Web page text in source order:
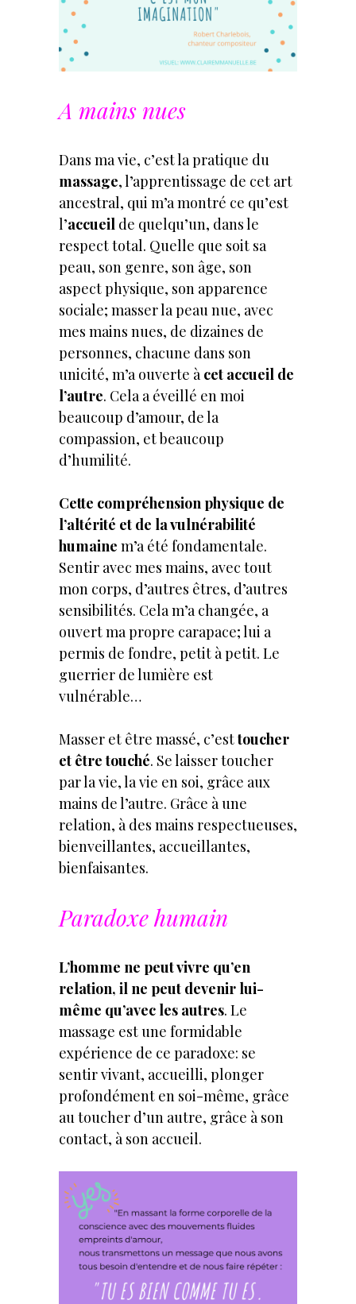
A mains nues
Dans ma vie, c’est la pratique du
massage, l’apprentissage de cet art
ancestral, qui m’a montré ce qu’est
l’accueil de quelqu’un, dans le
respect total. Quelle que soit sa
peau, son genre, son âge, son
aspect physique, son apparence
sociale; masser la peau nue, avec
mes mains nues, de dizaines de
personnes, chacune dans son
unicité, m’a ouverte àcet accueil de
l’autre. Cela a éveillé en moi
beaucoup d’amour, de la
compassion, et beaucoup
d’humilité.
Cette compréhension physique de
l’altérité et de la vulnérabilité
humaine m’a été fondamentale.
Sentir avec mes mains, avec tout
mon corps, d’autres êtres, d’autres
sensibilités. Cela m’a changée, a
ouvert ma propre carapace; lui a
permis de fondre, petit à petit. Le
guerrier de lumière est
vulnérable…
Masser et être massé, c’esttoucher
et être touché. Se laisser toucher
par la vie, la vie en soi, grâce aux
mains de l’autre. Grâce à une
relation, à des mains respectueuses,
bienveillantes, accueillantes,
bienfaisantes.
Paradoxe humain
L’homme ne peut vivre qu’en
relation, il ne peut devenir lui-
même qu’avec les autres. Le
massage est une formidable
expérience de ce paradoxe: se
sentir vivant, accueilli, plonger
profondément en soi-même, grâce
au toucher d’un autre, grâce à son
contact, à son accueil.